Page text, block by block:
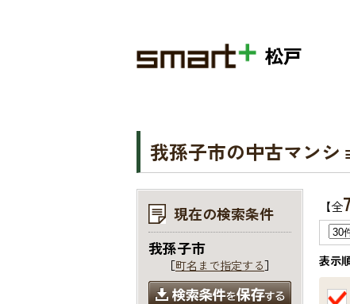
松戸
我孫子市の中古マンシ
【全
表示
現在の検索条件
我孫子市
［町名まで指定する］